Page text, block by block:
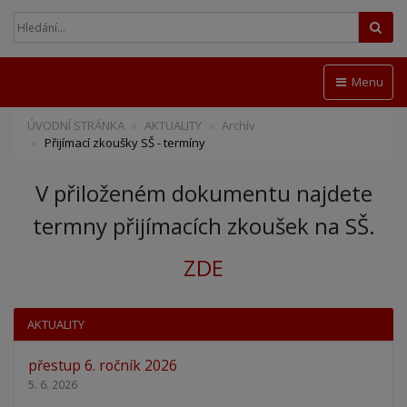
Menu
ÚVODNÍ STRÁNKA AKTUALITY
Archív
Přijímací zkoušky SŠ - termíny
V přiloženém dokumentu najdete
termny přijímacích zkoušek na SŠ.
ZDE
AKTUALITY
přestup 6. ročník 2026
5. 6. 2026